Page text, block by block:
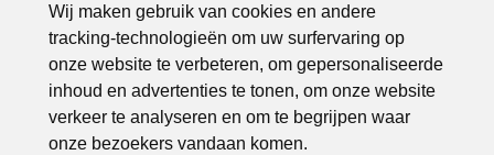
Wij maken gebruik van cookies en andere
tracking-technologieën om uw surfervaring op
onze website te verbeteren, om gepersonaliseerde
inhoud en advertenties te tonen, om onze website
verkeer te analyseren en om te begrijpen waar
onze bezoekers vandaan komen.